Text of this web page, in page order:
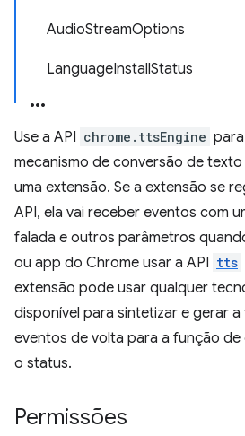
AudioStreamOptions
LanguageInstallStatus
Use a API chrome.ttsEngine
mecanismo de conversão de texto
uma extensão. Se a extensão se
API, ela vai receber eventos com
falada e outros parâmetros
ou app do Chrome usar a API tts
extensão pode usar qualquer
disponível para sintetizar e gerar a
eventos de volta para a função
o status.
Permissões